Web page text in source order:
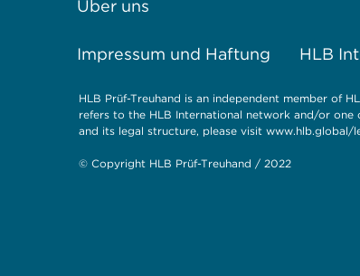
Über uns
Impressum und Haftung HLB
HLB Prüf-Treuhand is an independent member of
refers to the HLB International network and/or
and its legal structure, please visit www.hlb.global/
© Copyright HLB Prüf-Treuhand / 2022